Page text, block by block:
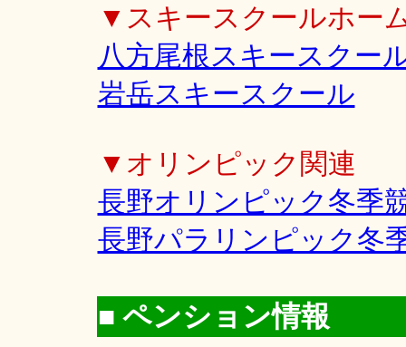
▼スキースクールホー
八方尾根スキースクー
岩岳スキースクール
▼オリンピック関連
長野オリンピック冬季
長野パラリンピック冬
■ ペンション情報